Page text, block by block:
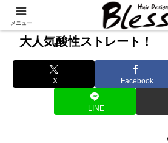
大人気酸性ストレート！
X Facebook
LINE
メニュー